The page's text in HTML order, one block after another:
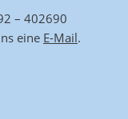
– 402690
eine E-Mail.